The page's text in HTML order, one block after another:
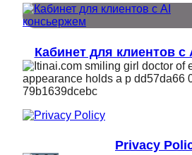
Кабинет для клиентов с
Privacy